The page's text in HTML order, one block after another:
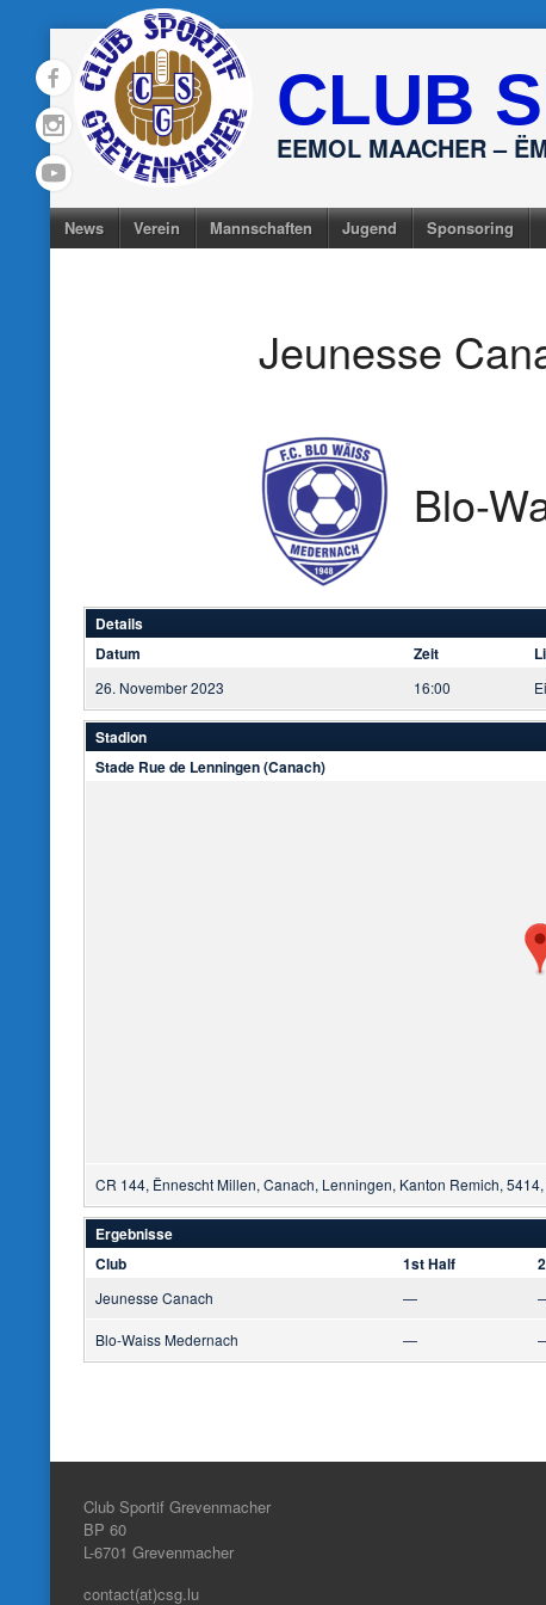
to
content
CLUB
EEMOL MAACHER –
News Verein Mannschaften Jugend Sponsoring
Jeunesse
Blo-
Details
Datum
Zeit
26. November 2023 16:00
Stadion
Stade Rue de Lenningen (Canach)
CR 144, Ënnescht Millen, Canach, Lenningen, Kanton Remich,
Ergebnisse
Club
1st Half
Jeunesse Canach —
Blo-Waiss Medernach —
Club Sportif Grevenmacher
BP 60
L-6701 Grevenmacher
contact(at)csg.lu